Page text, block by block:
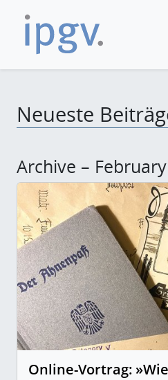
Neueste
Archive –
Online-Vortrag: